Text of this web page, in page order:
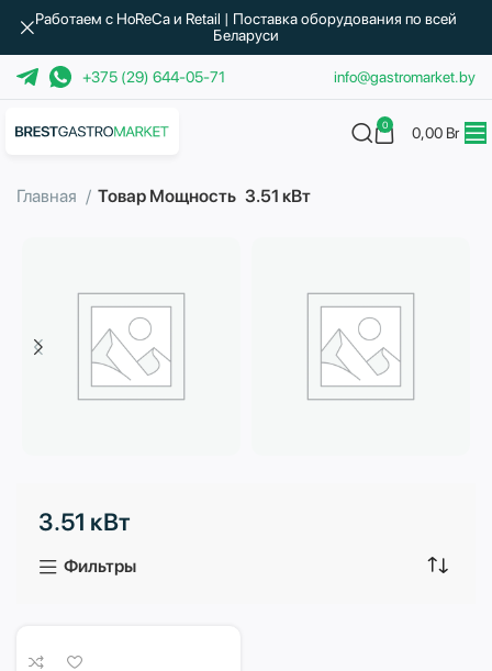
+375 (29) 644-05-71 info@gastromarket.by
0 0,00 Br
Главная Товар Мощность 3.51 кВт
3 продукта
3.51 кВт
Фильтры
Работаем с HoReCa и Retail | Поставка оборудования по всей
Беларуси